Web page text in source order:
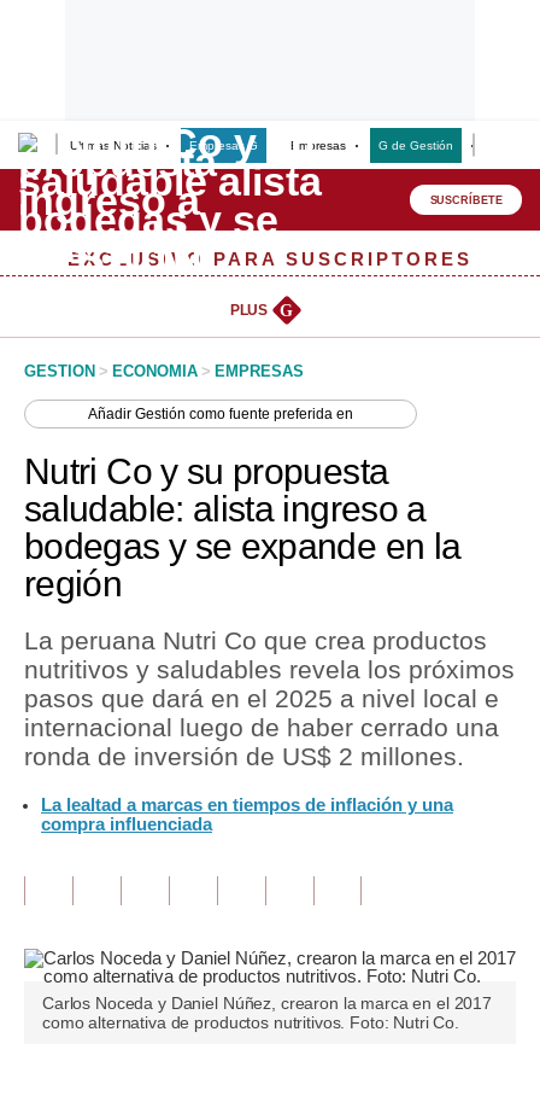
Últimas Noticias Empresas G Empresas G de Gestión
Lo último
Peru Quiosco
Management & Empleo
Perú
Política
Tu Dinero
Finanzas Personales
Inmobiliarias
Plus G
Editorial
Pregunta de hoy
Tendencias
Lujo
SUSCRÍBETE
EXCLUSIVO PARA SUSCRIPTORES
PLUS G
GESTION > ECONOMIA > EMPRESAS
AñadirGestión como fuente preferida en
Nutri Co y su propuesta
saludable: alista ingreso a
bodegas y se expande en la
región
La peruana Nutri Co que crea productos
nutritivos y saludables revela los próximos
pasos que dará en el 2025 a nivel local e
internacional luego de haber cerrado una
ronda de inversión de US$ 2 millones.
La lealtad a marcas en tiempos de inflación y una
compra influenciada
Carlos Noceda y Daniel Núñez, crearon la marca en el 2017
como alternativa de productos nutritivos. Foto: Nutri Co.